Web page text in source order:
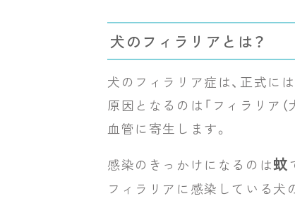
犬のフィラリアとは？
犬のフィラリア症は、正式に
原因となるのは「フィラリア
血管に寄生します。
感染のきっかけになるのは蚊
フィラリアに感染している犬